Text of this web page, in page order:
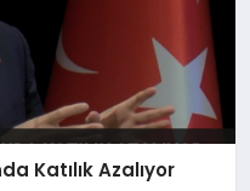
Katılık Azalıyor